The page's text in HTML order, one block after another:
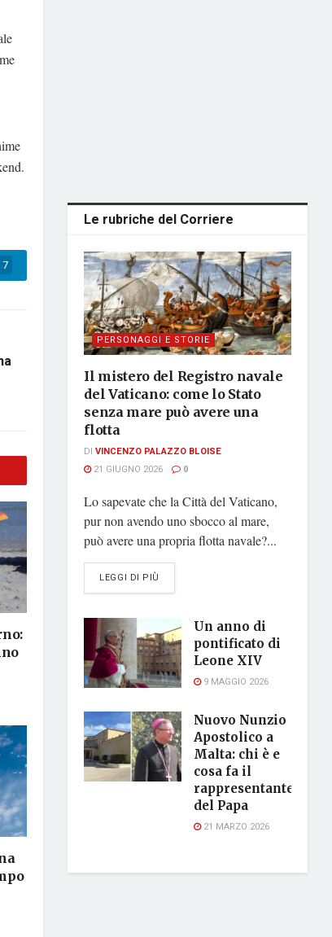
7
Le rubriche del Corriere
PERSONAGGI E STORIE
Il mistero del Registro navale
del Vaticano: come lo Stato
senza mare può avere una
flotta
DI VINCENZO PALAZZO BLOISE
21 GIUGNO 2026
0
Lo sapevate che la Città del Vaticano,
pur non avendo uno sbocco al mare,
può avere una propria flotta navale?...
LEGGI DI PIÙ
Un anno di
pontificato di
Leone XIV
9 MAGGIO 2026
Nuovo Nunzio
Apostolico a
Malta: chi è e
cosa fa il
rappresentante
del Papa
21 MARZO 2026